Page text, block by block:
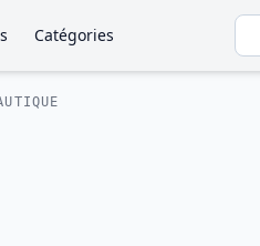
Catégories